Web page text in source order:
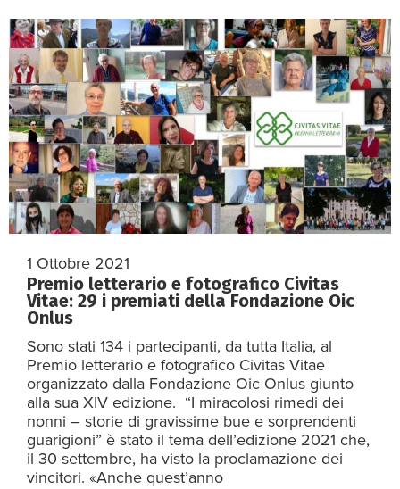
1 Ottobre 2021
Premio letterario e fotografico Civitas
Vitae: 29 i premiati della Fondazione Oic
Onlus
Sono stati 134 i partecipanti, da tutta Italia, al
Premio letterario e fotografico Civitas Vitae
organizzato dalla Fondazione Oic Onlus giunto
alla sua XIV edizione. “I miracolosi rimedi dei
nonni – storie di gravissime bue e sorprendenti
guarigioni” è stato il tema dell’edizione 2021 che,
il 30 settembre, ha visto la proclamazione dei
vincitori. «Anche quest’anno